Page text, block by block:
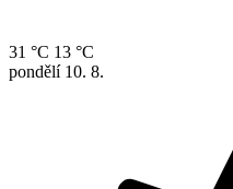
31 °C 13 °C
pondělí 10. 8.